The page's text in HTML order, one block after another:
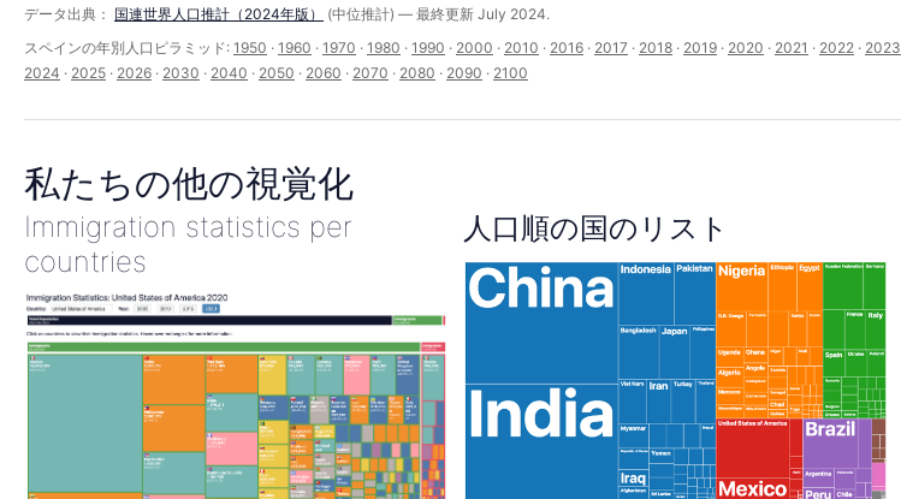
2100
年）
データ出典： 国連世界人口推計（2024年版）
(中位推計) — 最終更新 July 2024.
スペインの年別人口ピラミッド: 1950 · 1960 · 1970 · 1980 · 1990 · 2000 · 2010 · 2016 · 2017 · 2018 · 2019 · 2020 · 2021 · 2022 · 2023
2024 · 2025 · 2026 · 2030 · 2040 · 2050 · 2060 · 2070 · 2080 · 2090 · 2100
私たちの他の視覚化
Immigration statistics per
countries
人口順の国のリスト